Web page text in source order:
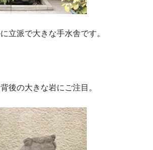
立派で大きな手水舎です。
後の大きな岩にご注目。